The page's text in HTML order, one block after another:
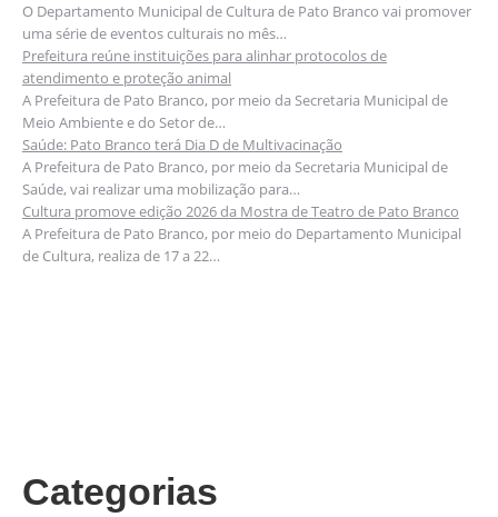
O Departamento Municipal de Cultura de Pato Branco vai promover
uma série de eventos culturais no mês…
Prefeitura reúne instituições para alinhar protocolos de
atendimento e proteção animal
A Prefeitura de Pato Branco, por meio da Secretaria Municipal de
Meio Ambiente e do Setor de…
Saúde: Pato Branco terá Dia D de Multivacinação
A Prefeitura de Pato Branco, por meio da Secretaria Municipal de
Saúde, vai realizar uma mobilização para…
Cultura promove edição 2026 da Mostra de Teatro de Pato Branco
A Prefeitura de Pato Branco, por meio do Departamento Municipal
de Cultura, realiza de 17 a 22…
Categorias